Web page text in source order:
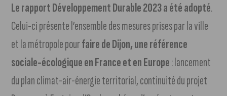
Le rapport Développement Durable 2023 a été adopté.
Celui-ci présente l’ensemble des mesures prises par la ville
et la métropole pourfaire de Dijon, une référence
sociale-écologique en France et en Europe: lancement
du plan climat-air-énergie territorial, continuité du projet